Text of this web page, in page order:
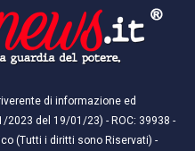
di informazione ed
del 19/01/23) - ROC: 39938 -
(Tutti i diritti sono Riservati) -